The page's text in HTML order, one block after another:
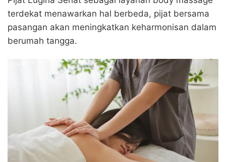
terdekat menawarkan hal berbeda, pijat bersama
pasangan akan meningkatkan keharmonisan dalam
berumah tangga.